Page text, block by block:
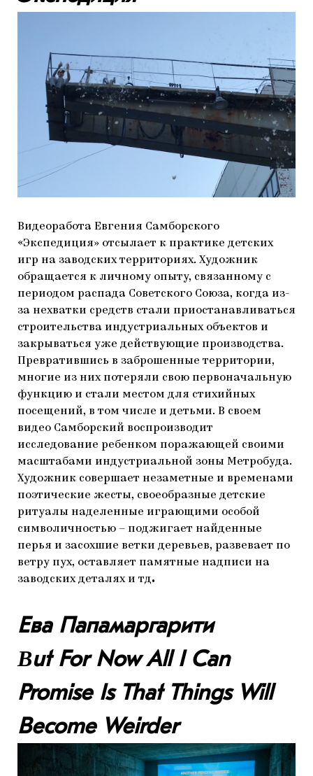
Видеоработа Евгения Самборского
«Экспедиция» отсылает к практике детских
игр на заводских территориях. Художник
обращается к личному опыту, связанному с
периодом распада Советского Союза, когда из-
за нехватки средств стали приостанавливаться
строительства индустриальных объектов и
закрываться уже действующие производства.
Превратившись в заброшенные территории,
многие из них потеряли свою первоначальную
функцию и стали местом для стихийных
посещений, в том числе и детьми. В своем
видео Самборский воспроизводит
исследование ребенком поражающей своими
масштабами индустриальной зоны Метробуда.
Художник совершает незаметные и временами
поэтические жесты, своеобразные детские
ритуалы наделенные играющими особой
символичностью – поджигает найденные
перья и засохшие ветки деревьев, развевает по
ветру пух, оставляет памятные надписи на
заводских деталях и тд.
Ева Папамаргарити
Βut For Now All I Can
Promise Is That Things Will
Become Weirder